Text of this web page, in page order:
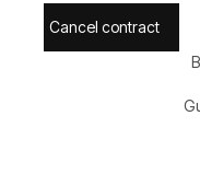
Cancel contract